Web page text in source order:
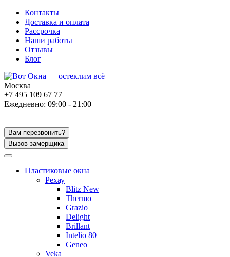
Контакты
Доставка и оплата
Рассрочка
Наши работы
Отзывы
Блог
Москва
+7 495 109 67 77
Ежедневно: 09:00 - 21:00
Вам перезвонить?
Вызов замерщика
Пластиковые окна
Рехау
Blitz New
Thermo
Grazio
Delight
Brillant
Intelio 80
Geneo
Veka